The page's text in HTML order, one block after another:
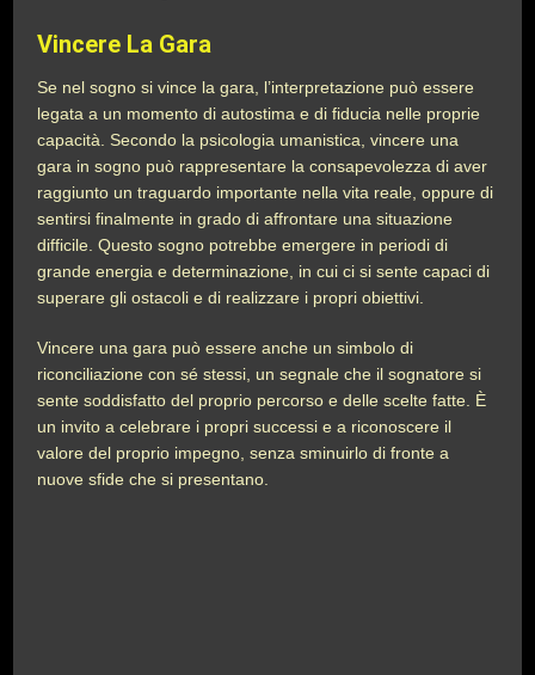
Vincere La Gara
Se nel sogno si vince la gara, l’interpretazione può essere
legata a un momento di autostima e di fiducia nelle proprie
capacità. Secondo la psicologia umanistica, vincere una
gara in sogno può rappresentare la consapevolezza di aver
raggiunto un traguardo importante nella vita reale, oppure di
sentirsi finalmente in grado di affrontare una situazione
difficile. Questo sogno potrebbe emergere in periodi di
grande energia e determinazione, in cui ci si sente capaci di
superare gli ostacoli e di realizzare i propri obiettivi.
Vincere una gara può essere anche un simbolo di
riconciliazione con sé stessi, un segnale che il sognatore si
sente soddisfatto del proprio percorso e delle scelte fatte. È
un invito a celebrare i propri successi e a riconoscere il
valore del proprio impegno, senza sminuirlo di fronte a
nuove sfide che si presentano.